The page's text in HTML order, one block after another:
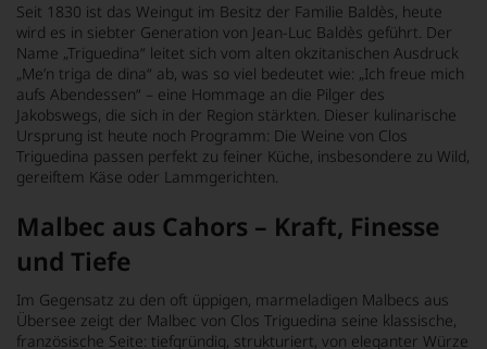
Seit 1830 ist das Weingut im Besitz der Familie Baldès, heute
wird es in siebter Generation von Jean-Luc Baldès geführt. Der
Name „Triguedina“ leitet sich vom alten okzitanischen Ausdruck
„Me’n triga de dina“ ab, was so viel bedeutet wie: „Ich freue mich
aufs Abendessen“ – eine Hommage an die Pilger des
Jakobswegs, die sich in der Region stärkten. Dieser kulinarische
Ursprung ist heute noch Programm: Die Weine von Clos
Triguedina passen perfekt zu feiner Küche, insbesondere zu Wild,
gereiftem Käse oder Lammgerichten.
Malbec aus Cahors – Kraft, Finesse
und Tiefe
Im Gegensatz zu den oft üppigen, marmeladigen Malbecs aus
Übersee zeigt der Malbec von Clos Triguedina seine klassische,
französische Seite: tiefgründig, strukturiert, von eleganter Würze